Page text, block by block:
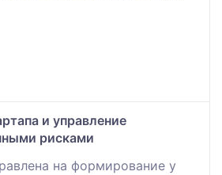
и управление
рисками
на формирование у